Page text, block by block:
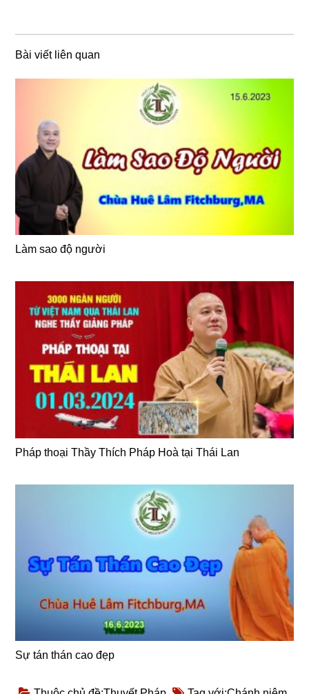
Bài viết liên quan
Làm sao độ người
Pháp thoại Thầy Thích Pháp Hoà tại Thái Lan
Sự tán thán cao đẹp